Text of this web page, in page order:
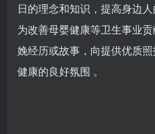
日的理念和知识，提高身边
为改善母婴健康等卫生事业
娩经历或故事，向提供优质
健康的良好氛围 。